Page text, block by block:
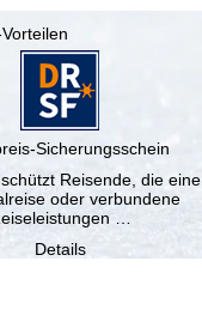
Sicherungsschein
Reisende, die eine
oder verbundene
…
Details